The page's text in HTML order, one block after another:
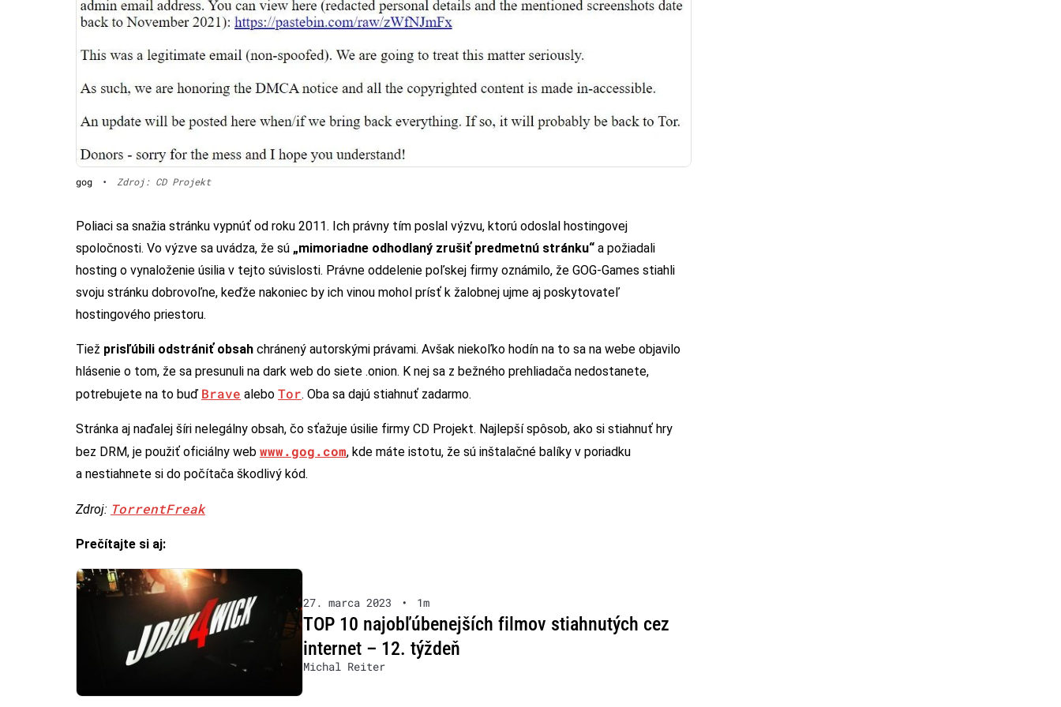
gog • Zdroj: CD Projekt
Poliaci sa snažia stránku vypnúť od roku 2011. Ich právny tím poslal výzvu, ktorú odoslal hostingovej
spoločnosti. Vo výzve sa uvádza, že sú „mimoriadne odhodlaný zrušiť predmetnú stránku“ a požiadali
hosting o vynaloženie úsilia v tejto súvislosti. Právne oddelenie poľskej firmy oznámilo, že GOG-Games stiahli
svoju stránku dobrovoľne, keďže nakoniec by ich vinou mohol prísť k žalobnej ujme aj poskytovateľ
hostingového priestoru.
Tiež prisľúbili odstrániť obsah chránený autorskými právami. Avšak niekoľko hodín na to sa na webe objavilo
hlásenie o tom, že sa presunuli na dark web do siete .onion. K nej sa z bežného prehliadača nedostanete,
potrebujete na to buď Brave alebo Tor. Oba sa dajú stiahnuť zadarmo.
Stránka aj naďalej šíri nelegálny obsah, čo sťažuje úsilie firmy CD Projekt. Najlepší spôsob, ako si stiahnuť hry
bez DRM, je použiť oficiálny web www.gog.com, kde máte istotu, že sú inštalačné balíky v poriadku
a nestiahnete si do počítača škodlivý kód.
Zdroj: TorrentFreak
Prečítajte si aj:
27. marca 2023 • 1m
TOP 10 najobľúbenejších filmov stiahnutých cez
internet – 12. týždeň
Michal Reiter